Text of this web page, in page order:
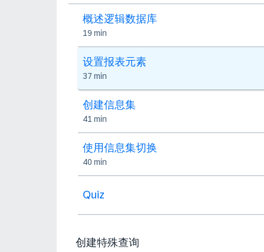
概述逻辑数据库
19 min
设置报表元素
37 min
创建信息集
41 min
使用信息集切换
40 min
Quiz
创建特殊查询